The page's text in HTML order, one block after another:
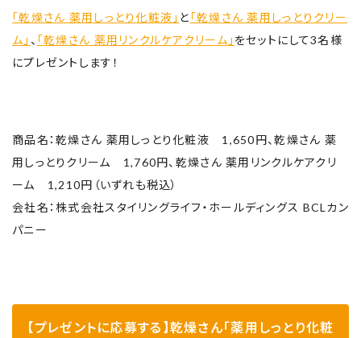
「乾燥さん 薬用しっとり化粧液」 と 「乾燥さん 薬用しっとりクリー
ム」 、 「乾燥さん 薬用リンクルケアクリーム」 をセットにして3名様
にプレゼントします！
商品名：乾燥さん 薬用しっとり化粧液 1,650円、乾燥さん 薬
用しっとりクリーム 1,760円、乾燥さん 薬用リンクルケアクリ
ーム 1,210円（いずれも税込）
会社名：株式会社スタイリングライフ・ホールディングス BCLカン
パニー
【プレゼントに応募する】乾燥さん「薬用しっとり化粧